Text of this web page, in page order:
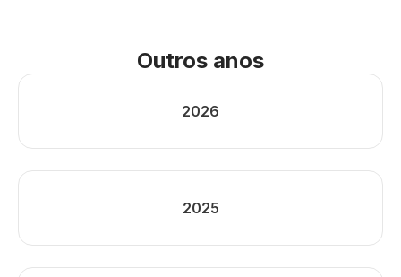
Outros anos
2026
2025